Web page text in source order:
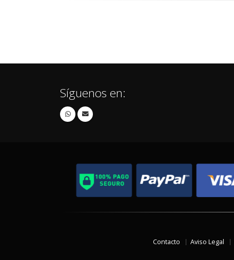
Síguenos en:
Contacto Aviso Legal